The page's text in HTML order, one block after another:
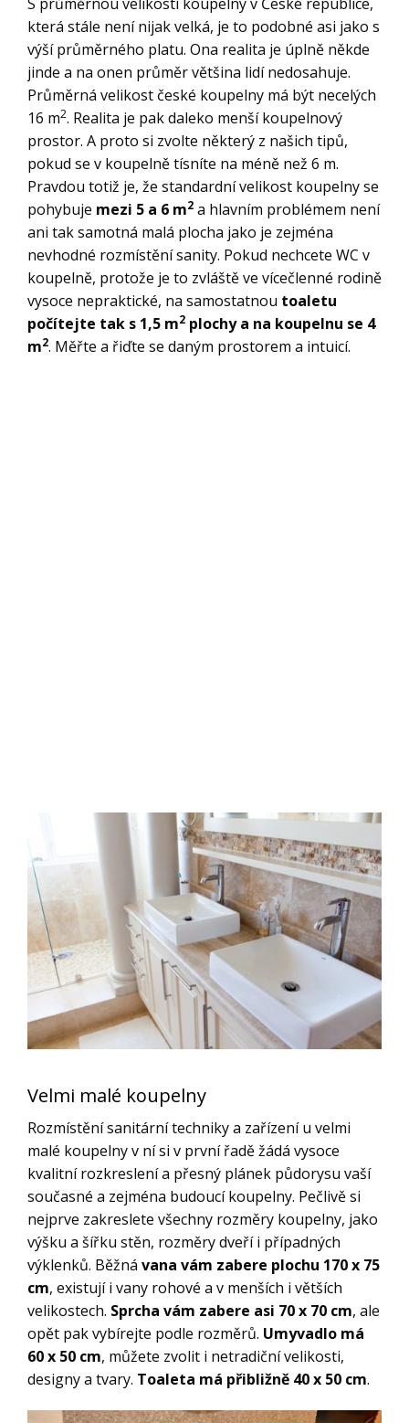
malé
koupelny
která stále není nijak velká, je to podobné asi jako s
výší průměrného platu. Ona realita je úplně někde
jinde a na onen průměr většina lidí nedosahuje.
Průměrná velikost české koupelny má být necelých
16 m2. Realita je pak daleko menší koupelnový
prostor. A proto si zvolte některý z našich tipů,
pokud se v koupelně tísníte na méně než 6 m.
Pravdou totiž je, že standardní velikost koupelny se
pohybuje mezi 5 a 6 m2 a hlavním problémem není
ani tak samotná malá plocha jako je zejména
nevhodné rozmístění sanity. Pokud nechcete WC v
koupelně, protože je to zvláště ve vícečlenné rodině
vysoce nepraktické, na samostatnou toaletu
počítejte tak s 1,5 m2 plochy a na koupelnu se 4
m2. Měřte a řiďte se daným prostorem a intuicí.
Velmi malé koupelny
Rozmístění sanitární techniky a zařízení u velmi
malé koupelny v ní si v první řadě žádá vysoce
kvalitní rozkreslení a přesný plánek půdorysu vaší
současné a zejména budoucí koupelny. Pečlivě si
nejprve zakreslete všechny rozměry koupelny, jako
výšku a šířku stěn, rozměry dveří i případných
výklenků. Běžná vana vám zabere plochu 170 x 75
cm, existují i vany rohové a v menších i větších
velikostech. Sprcha vám zabere asi 70 x 70 cm, ale
opět pak vybírejte podle rozměrů. Umyvadlo má
60 x 50 cm, můžete zvolit i netradiční velikosti,
designy a tvary. Toaleta má přibližně 40 x 50 cm.